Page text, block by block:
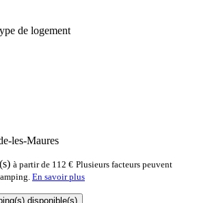
de logement
les-Maures
à partir de 112 € Plusieurs facteurs peuvent
En savoir plus
carte les camping(s) disponible(s)